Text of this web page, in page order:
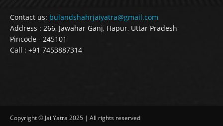
Contact us: bulandshahrjaiyatra@gmail.com
Address : 266, Jawahar Ganj, Hapur, Uttar Pradesh
Pincode - 245101
Call : +91 7453887314
Copyright © Jai Yatra 2025 | All rights reserved